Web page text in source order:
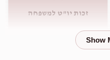
זכות יו"ט למשפחה